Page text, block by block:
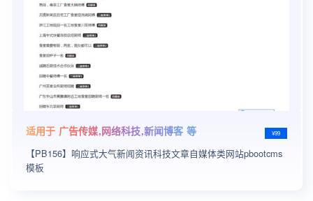
适用于 广告传媒,网络科技,新闻博客 等
【PB156】响应式大气新闻资讯科技文章自媒体类网站pbootcms
模板
¥99